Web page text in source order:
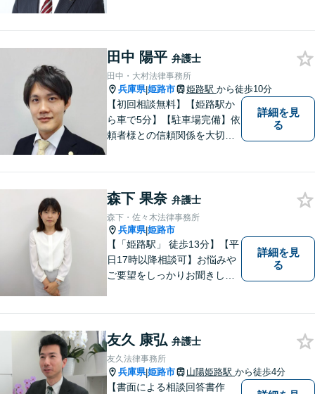
田中 陽平 弁護士
田中・大村法律事務所
兵庫県|姫路市 姫路駅 から徒歩10分
【初回相談無料】【姫路駅か
ら車で5分】【駐車場完備】依
頼者様との信頼関係を大切
談をお受けしております。離
婚・借金問題・交通事故・企
業法務など幅広く対応してい
ます。
詳細を見
る
森下 果奈 弁護士
森下・佐々木法律事務所
兵庫県|姫路市
【「姫路駅」 徒歩13分】【平
日17時以降相談可】お悩みや
ご要望をしっかりお聞きし、
いただいたことで安心感を得
ていただけるよう尽力しま
す。遠慮なく相談してくださ
い。
詳細を見
る
友久 康弘 弁護士
友久法律事務所
兵庫県|姫路市 山陽姫路駅 から徒歩4分
【書面による相談回答書作